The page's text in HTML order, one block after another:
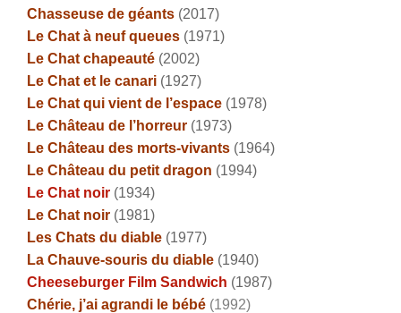
Chasseuse de géants (2017)
Le Chat à neuf queues (1971)
Le Chat chapeauté (2002)
Le Chat et le canari (1927)
Le Chat qui vient de l’espace (1978)
Le Château de l’horreur (1973)
Le Château des morts-vivants (1964)
Le Château du petit dragon (1994)
Le Chat noir (1934)
Le Chat noir (1981)
Les Chats du diable (1977)
La Chauve-souris du diable (1940)
Cheeseburger Film Sandwich (1987)
Chérie, j’ai agrandi le bébé (1992)